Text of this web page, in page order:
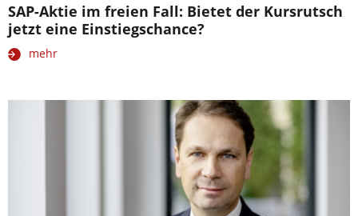
SAP-Aktie im freien Fall: Bietet der Kursrutsch
jetzt eine Einstiegschance?
mehr